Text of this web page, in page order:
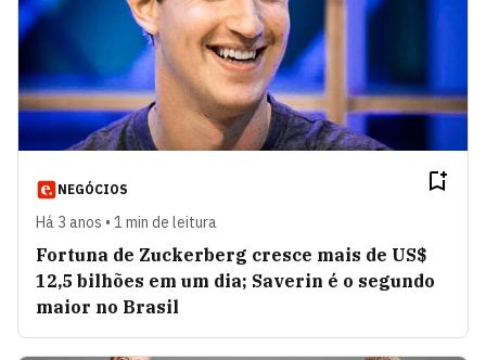
NEGÓCIOS
Há 3 anos • 1 min de leitura
Fortuna de Zuckerberg cresce mais de US$
12,5 bilhões em um dia; Saverin é o segundo
maior no Brasil